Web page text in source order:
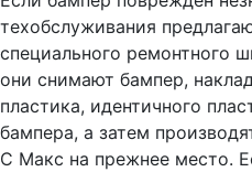
техобслуживания
специального ремонтного
они снимают бампер,
пластика, идентичного
бампера, а затем
С Макс на прежнее место.